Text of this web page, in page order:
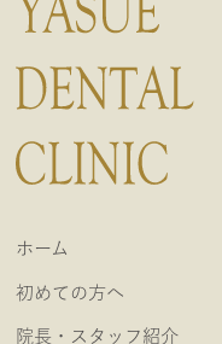
ホーム
初めての方へ
院長・スタッフ紹介